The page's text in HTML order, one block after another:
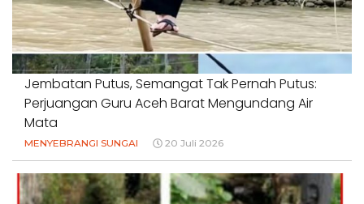
Jembatan Putus, Semangat Tak Pernah Putus:
Perjuangan Guru Aceh Barat Mengundang Air
Mata
MENYEBRANGI SUNGAI 20 Juli 2026